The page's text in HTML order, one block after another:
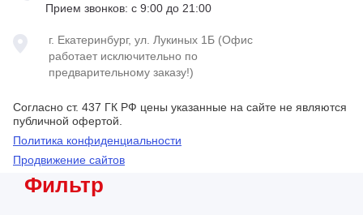
Прием звонков: с 9:00 до 21:00
г. Екатеринбург, ул. Лукиных 1Б (Офис
работает исключительно по
предварительному заказу!)
Согласно ст. 437 ГК РФ цены указанные на сайте не являются
публичной офертой.
Политика конфиденциальности
Продвижение сайтов
Фильтр